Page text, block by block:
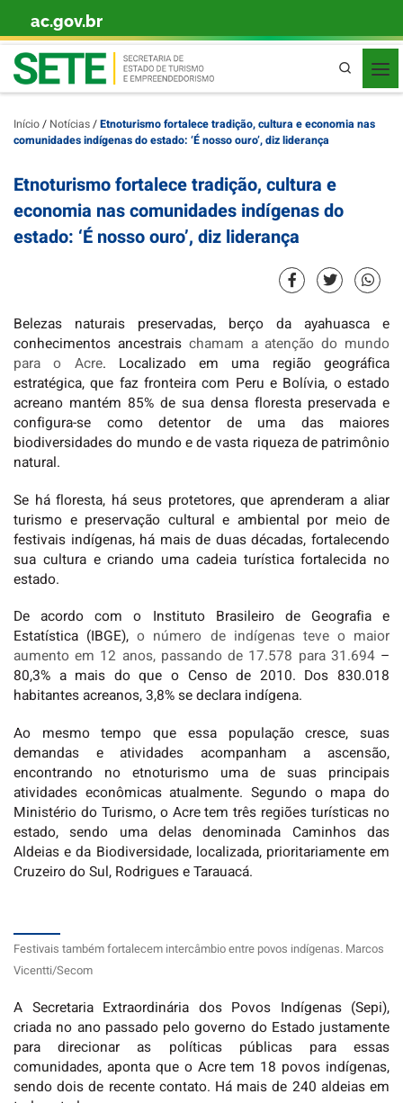
Skip to content
ac.gov.br
Pesquisa
Início/ Notícias/Etnoturismo fortalece tradição, cultura e economia nas
comunidades indígenas do estado: ‘É nosso ouro’, diz liderança
Etnoturismo fortalece tradição, cultura e
economia nas comunidades indígenas do
estado: ‘É nosso ouro’, diz liderança
Belezas naturais preservadas, berço da ayahuasca e
conhecimentos ancestrais chamam a atenção do mundo
para o Acre. Localizado em uma região geográfica
estratégica, que faz fronteira com Peru e Bolívia, o estado
acreano mantém 85% de sua densa floresta preservada e
configura-se como detentor de uma das maiores
biodiversidades do mundo e de vasta riqueza de patrimônio
natural.
Se há floresta, há seus protetores, que aprenderam a aliar
turismo e preservação cultural e ambiental por meio de
festivais indígenas, há mais de duas décadas, fortalecendo
sua cultura e criando uma cadeia turística fortalecida no
estado.
De acordo com o Instituto Brasileiro de Geografia e
Estatística (IBGE),o número de indígenas teve o maior
aumento em 12 anos, passando de 17.578 para 31.694–
80,3% a mais do que o Censo de 2010. Dos 830.018
habitantes acreanos, 3,8% se declara indígena.
Ao mesmo tempo que essa população cresce, suas
demandas e atividades acompanham a ascensão,
encontrando no etnoturismo uma de suas principais
atividades econômicas atualmente. Segundo o mapa do
Ministério do Turismo, o Acre tem três regiões turísticas no
estado, sendo uma delas denominada Caminhos das
Aldeias e da Biodiversidade, localizada, prioritariamente em
Cruzeiro do Sul, Rodrigues e Tarauacá.
Festivais também fortalecem intercâmbio entre povos indígenas. Marcos
Vicentti/Secom
A Secretaria Extraordinária dos Povos Indígenas (Sepi),
criada no ano passado pelo governo do Estado justamente
para direcionar as políticas públicas para essas
comunidades, aponta que o Acre tem 18 povos indígenas,
sendo dois de recente contato. Há mais de 240 aldeias em